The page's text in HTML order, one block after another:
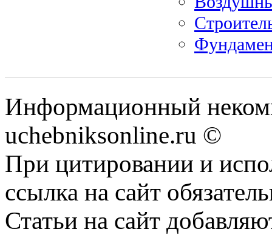
Информационный
uchebniksonline.ru ©
При цитировании и
ссылка на сайт
Статьи на сайт